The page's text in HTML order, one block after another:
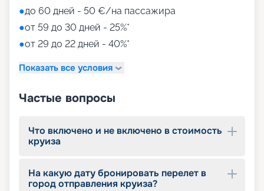
●до 60 дней - 50 €/на пассажира
●от 59 до 30 дней - 25%*
●от 29 до 22 дней - 40%*
Показать все условия
Частые вопросы
Что включено и не включено в стоимость
круиза
На какую дату бронировать перелет в
город отправления круиза?